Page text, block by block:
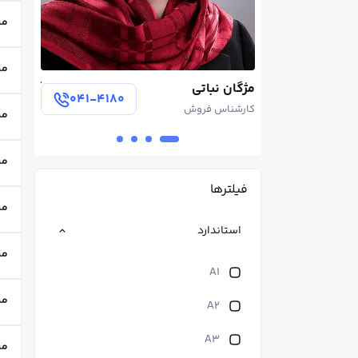
۰۴۱-۴۱۸۰ آرمین سروی
مدير فروش
فیلترها
استاندارد
A1
A2
A3